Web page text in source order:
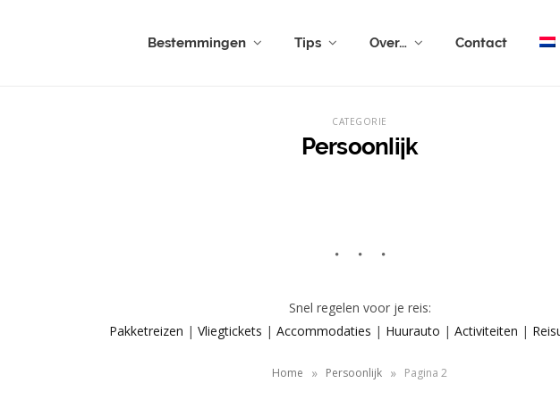
Bestemmingen Tips Over… Contact
CATEGORIE
Persoonlijk
Snel regelen voor je reis:
Pakketreizen | Vliegtickets | Accommodaties | Huurauto | Activiteiten |
Home » Persoonlijk » Pagina 2